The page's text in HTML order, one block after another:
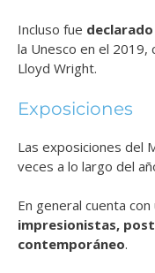
Incluso fue
la Unesco en el 2019,
Lloyd Wright.
Exposiciones
Las exposiciones del
veces a lo largo del
En general cuenta
impresionistas,
contemporáneo.